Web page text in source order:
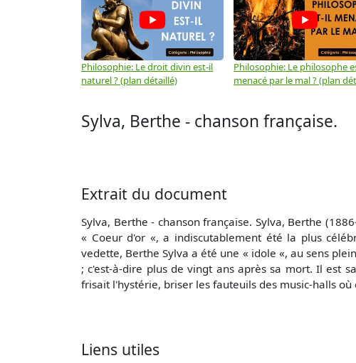
Philosophie: Le droit divin est-il
naturel ? (plan détaillé)
Philosophie: Le philosophe
menacé par le mal ? (plan
Sylva, Berthe - chanson française.
Extrait du document
Sylva, Berthe - chanson française. Sylva, Berthe
« Coeur d'or «, a indiscutablement été la plus
vedette, Berthe Sylva a été une « idole «, au sens
; c'est-à-dire plus de vingt ans après sa mort. Il est
frisait l'hystérie, briser les fauteuils des music-halls
Liens utiles